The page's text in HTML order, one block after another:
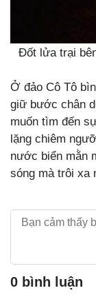
Đốt lửa trại
Ở đảo Cô Tô
giữ bước chân
muốn tìm đến
lặng chiêm
nước biển mằn
sóng mà trôi xa
0 bình luận